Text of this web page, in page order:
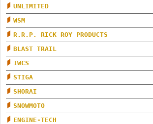
UNLIMITED
WSM
R.R.P. RICK ROY PRODUCTS
BLAST TRAIL
IWCS
STIGA
SHORAI
SNOWMOTO
ENGINE-TECH